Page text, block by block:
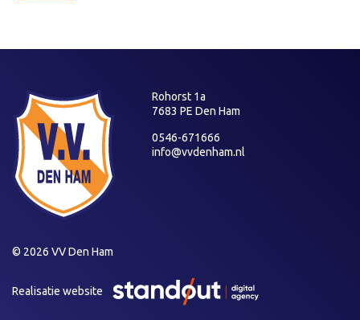
Rohorst 1a
7683 PE Den Ham
0546-671666
info@vvdenham.nl
© 2026 VV Den Ham
Realisatie website